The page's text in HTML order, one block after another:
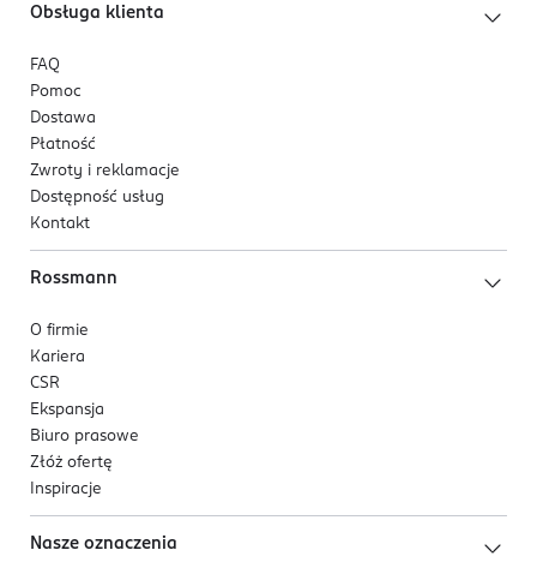
Obsługa klienta
FAQ
Pomoc
Dostawa
Płatność
Zwroty i reklamacje
Dostępność usług
Kontakt
Rossmann
O firmie
Kariera
CSR
Ekspansja
Biuro prasowe
Złóż ofertę
Inspiracje
Nasze oznaczenia